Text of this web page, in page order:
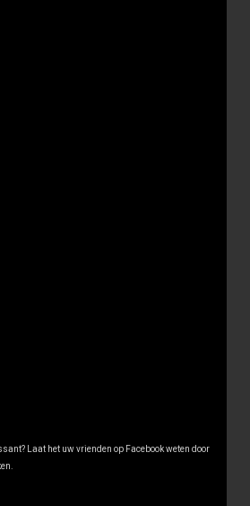
Laat het uw vrienden op Facebook weten door